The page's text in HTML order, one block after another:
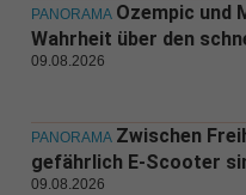
PANORAMA Ozempic und
Wahrheit über den
09.08.2026
PANORAMA Zwischen
gefährlich E-Scooter
09.08.2026